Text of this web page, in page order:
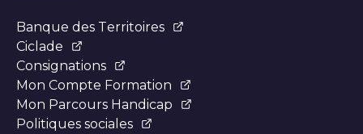
Banque des Territoires
Ciclade
Consignations
Mon Compte Formation
Mon Parcours Handicap
Politiques sociales